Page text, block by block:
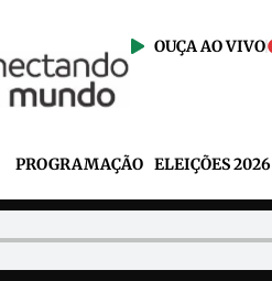
OUÇA AO VIVO
PROGRAMAÇÃO ELEIÇÕES 2026